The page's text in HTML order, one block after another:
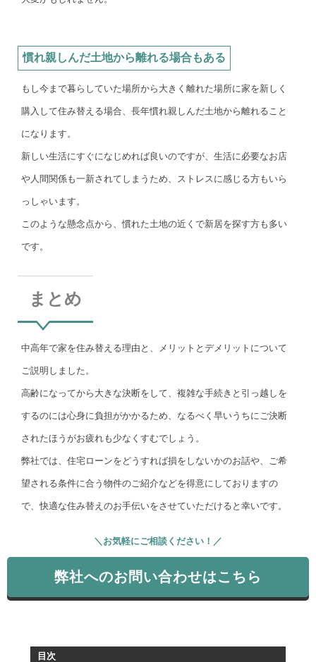
慣れ親しんだ土地から離れる場合もある
もし今まで暮らしていた場所から大きく離れた場所に家を新しく
購入して住み替える場合、長年慣れ親しんだ土地から離れること
になります。
新しい生活にすぐになじめれば良いのですが、生活に必要なお店
や人間関係も一新されてしまうため、ストレスに感じる方もいら
っしゃいます。
このような懸念点から、慣れた土地の近くで新居を探す方も多い
です。
まとめ
中高年で家を住み替える理由と、メリットとデメリットについて
ご説明しました。
高齢になってから大きな決断をして、複雑な手続きと引っ越しを
するのには心身に負担がかかるため、なるべく早いうちにご決断
されたほうがお疲れも少なくすむでしょう。
弊社では、住宅ローンをどうすれば損をしないかのお話や、ご希
望される条件に合う物件のご紹介などを得意にしておりますの
で、快適な住み替えのお手伝いをさせていただけると幸いです。
＼お気軽にご相談ください！／
弊社へのお問い合わせはこちら
目次